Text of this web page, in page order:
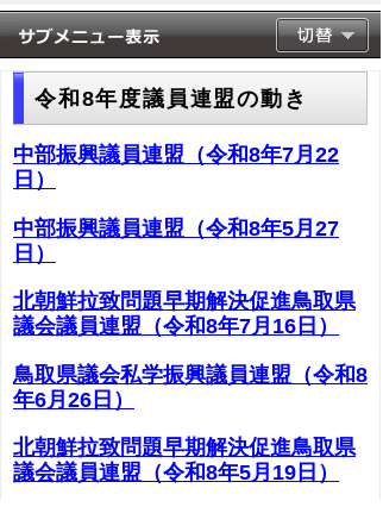
令和8年度議員連盟の動き
中部振興議員連盟（令和8年7月22
日）
中部振興議員連盟（令和8年5月27
日）
北朝鮮拉致問題早期解決促進鳥取県
議会議員連盟（令和8年7月16日）
鳥取県議会私学振興議員連盟（令和8
年6月26日）
北朝鮮拉致問題早期解決促進鳥取県
議会議員連盟（令和8年5月19日）